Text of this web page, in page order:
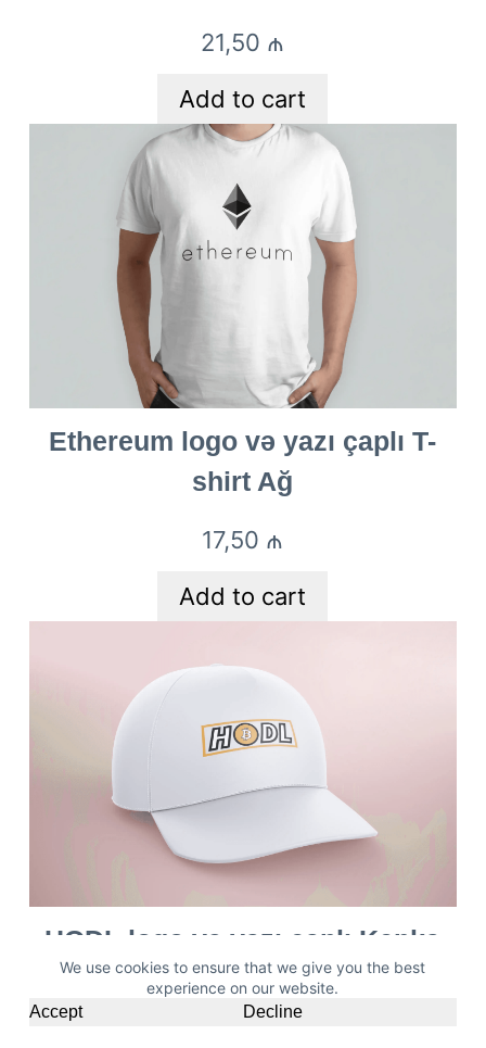
We use cookies to ensure that we give you the best
experience on our website.
Accept
Decline
21,50 ₼
Add to cart
Ethereum logo və yazı çaplı T-
shirt Ağ
17,50 ₼
Add to cart
HODL logo və yazı çaplı Kepka
Ağ